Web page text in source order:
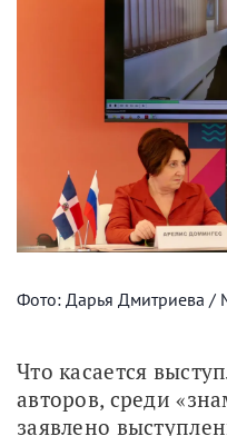
Фото: Дарья Дмитриева /
Что касается
авторов, среди
заявлено